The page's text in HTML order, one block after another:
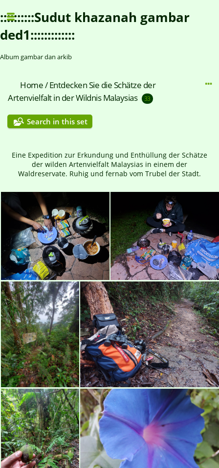
::::::::::Sudut khazanah gambar
ded1:::::::::::::
Album gambar dan arkib
Home/Entdecken Sie die Schätze der
Artenvielfalt in der Wildnis Malaysias
33
Search in this set
Eine Expedition zur Erkundung und Enthüllung der Schätze
der wilden Artenvielfalt Malaysias in einem der
Waldreservate. Ruhig und fernab vom Trubel der Stadt.